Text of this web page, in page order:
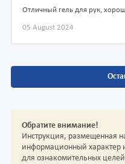
Отличный гель для рук,
05 August 2024
Обратите внимание!
Инструкция, размещенная
информационный характер
для ознакомительных